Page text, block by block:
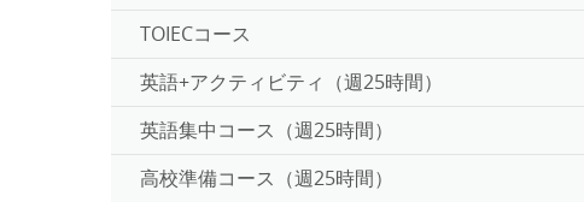
TOIECコース
英語+アクティビティ（週25時間）
英語集中コース（週25時間）
高校準備コース（週25時間）